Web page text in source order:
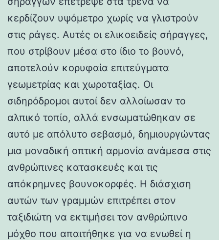
κερδίζουν υψόμετρο χωρίς να γλιστρούν
στις ράγες. Αυτές οι ελικοειδείς σήραγγες,
που στρίβουν μέσα στο ίδιο το βουνό,
αποτελούν κορυφαία επιτεύγματα
γεωμετρίας και χωροταξίας. Οι
σιδηρόδρομοι αυτοί δεν αλλοίωσαν το
αλπικό τοπίο, αλλά ενσωματώθηκαν σε
αυτό με απόλυτο σεβασμό, δημιουργώντας
μια μοναδική οπτική αρμονία ανάμεσα στις
ανθρώπινες κατασκευές και τις
απόκρημνες βουνοκορφές. Η διάσχιση
αυτών των γραμμών επιτρέπει στον
ταξιδιώτη να εκτιμήσει τον ανθρώπινο
μόχθο που απαιτήθηκε για να ενωθεί η